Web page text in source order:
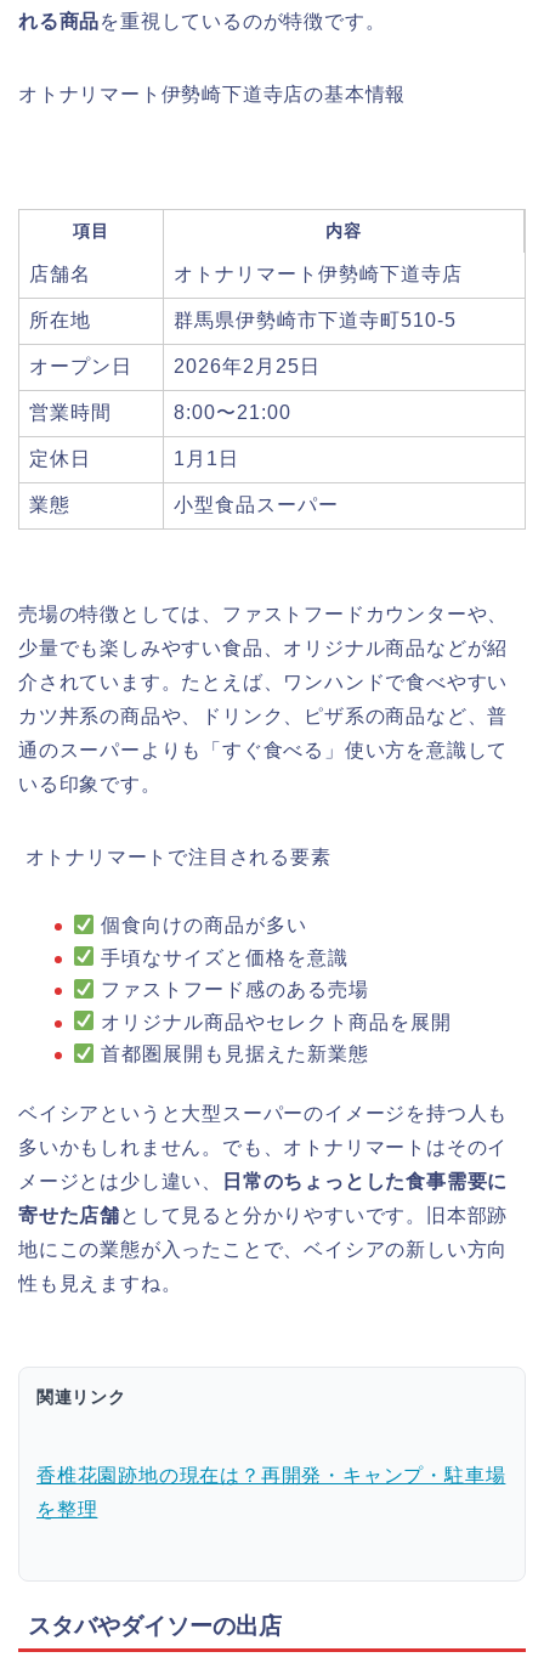
れる商品を重視しているのが特徴です。
オトナリマート伊勢崎下道寺店の基本情報
項目 内容
店舗名 オトナリマート伊勢崎下道寺店
所在地 群馬県伊勢崎市下道寺町510-5
オープン日 2026年2月25日
営業時間 8:00〜21:00
定休日 1月1日
業態 小型食品スーパー
売場の特徴としては、ファストフードカウンターや、
少量でも楽しみやすい食品、オリジナル商品などが紹
介されています。たとえば、ワンハンドで食べやすい
カツ丼系の商品や、ドリンク、ピザ系の商品など、普
通のスーパーよりも「すぐ食べる」使い方を意識して
いる印象です。
️ オトナリマートで注目される要素
個食向けの商品が多い
手頃なサイズと価格を意識
ファストフード感のある売場
オリジナル商品やセレクト商品を展開
首都圏展開も見据えた新業態
ベイシアというと大型スーパーのイメージを持つ人も
多いかもしれません。でも、オトナリマートはそのイ
メージとは少し違い、
日常のちょっとした食事需要に
寄せた店舗として見ると分かりやすいです。旧本部跡
地にこの業態が入ったことで、ベイシアの新しい方向
性も見えますね。
関連リンク
香椎花園跡地の現在は？再開発・キャンプ・駐車場
を整理
スタバやダイソーの出店